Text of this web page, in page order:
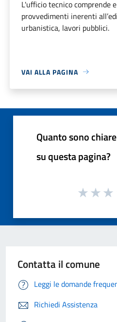
L'ufficio tecnico comprende
provvedimenti inerenti
urbanistica, lavori pubblici.
VAI ALLA PAGINA
Quanto sono
su questa pagina?
Contatta il comune
Leggi le domande
Richiedi Assistenza